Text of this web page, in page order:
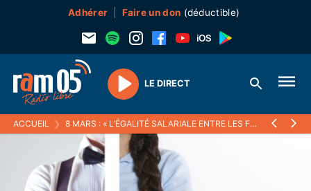
Adhérer Faire un don (déductible)
Play
LE DIRECT
ACCUEIL ❯ 8 MARS : « L’ÉGALITÉ SALARIALE ENTRE LES FEMMES ET LES HOMMES EST ÉCRITE DANS LA LOI »… MAIS LES ÉCARTS PERSISTENT